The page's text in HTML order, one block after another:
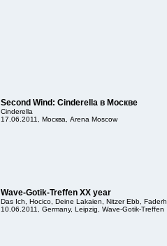
Second Wind: Cinderella в Москве
Cinderella
17.06.2011, Москва, Arena Moscow
Wave-Gotik-Treffen XX year
Das Ich, Hocico, Deine Lakaien, Nitzer Ebb,
10.06.2011, Germany, Leipzig, Wave-Gotik-Treffen